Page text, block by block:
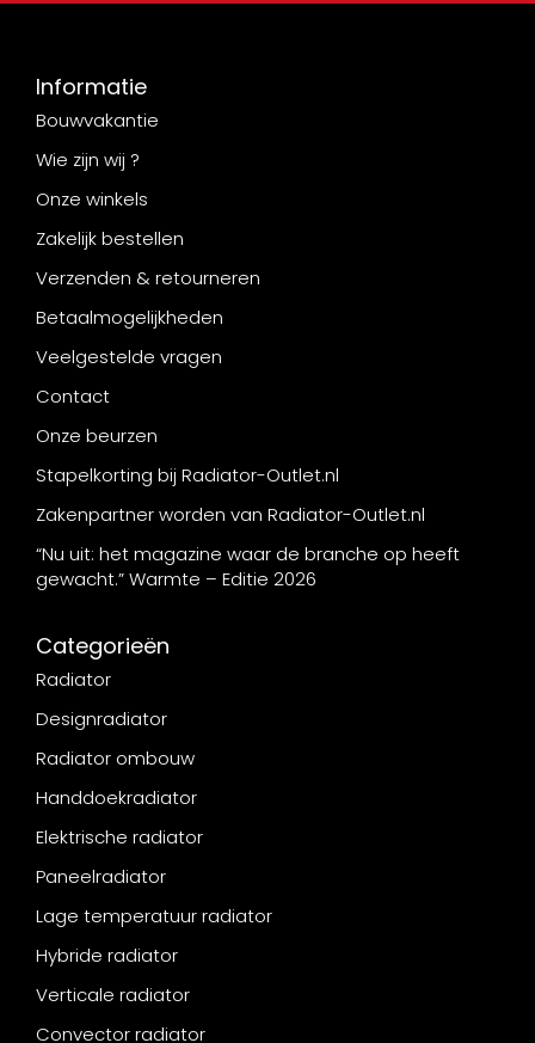
Informatie
Bouwvakantie
Wie zijn wij ?
Onze winkels
Zakelijk bestellen
Verzenden & retourneren
Betaalmogelijkheden
Veelgestelde vragen
Contact
Onze beurzen
Stapelkorting bij Radiator-Outlet.nl
Zakenpartner worden van Radiator-Outlet.nl
“Nu uit: het magazine waar de branche op heeft
gewacht.” Warmte – Editie 2026
Categorieën
Radiator
Designradiator
Radiator ombouw
Handdoekradiator
Elektrische radiator
Paneelradiator
Lage temperatuur radiator
Hybride radiator
Verticale radiator
Convector radiator